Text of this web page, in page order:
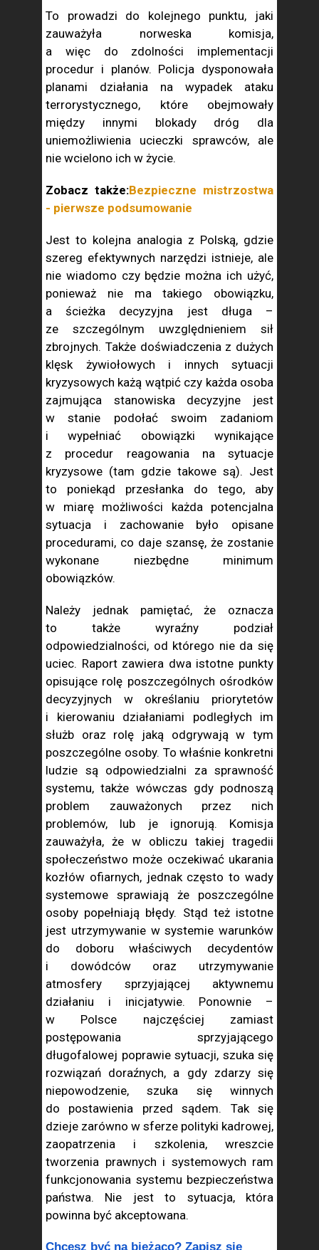
To prowadzi do kolejnego punktu, jaki
zauważyła norweska komisja,
a więc do zdolności implementacji
procedur i planów. Policja dysponowała
planami działania na wypadek ataku
terrorystycznego, które obejmowały
między innymi blokady dróg dla
uniemożliwienia ucieczki sprawców, ale
nie wcielono ich w życie.
Zobacz także:Bezpieczne mistrzostwa
- pierwsze podsumowanie
Jest to kolejna analogia z Polską, gdzie
szereg efektywnych narzędzi istnieje, ale
nie wiadomo czy będzie można ich użyć,
ponieważ nie ma takiego obowiązku,
a ścieżka decyzyjna jest długa –
ze szczególnym uwzględnieniem sił
zbrojnych. Także doświadczenia z dużych
klęsk żywiołowych i innych sytuacji
kryzysowych każą wątpić czy każda osoba
zajmująca stanowiska decyzyjne jest
w stanie podołać swoim zadaniom
i wypełniać obowiązki wynikające
z procedur reagowania na sytuacje
kryzysowe (tam gdzie takowe są). Jest
to poniekąd przesłanka do tego, aby
w miarę możliwości każda potencjalna
sytuacja i zachowanie było opisane
procedurami, co daje szansę, że zostanie
wykonane niezbędne minimum
obowiązków.
Należy jednak pamiętać, że oznacza
to także wyraźny podział
odpowiedzialności, od którego nie da się
uciec. Raport zawiera dwa istotne punkty
opisujące rolę poszczególnych ośrodków
decyzyjnych w określaniu priorytetów
i kierowaniu działaniami podległych im
służb oraz rolę jaką odgrywają w tym
poszczególne osoby. To właśnie konkretni
ludzie są odpowiedzialni za sprawność
systemu, także wówczas gdy podnoszą
problem zauważonych przez nich
problemów, lub je ignorują. Komisja
zauważyła, że w obliczu takiej tragedii
społeczeństwo może oczekiwać ukarania
kozłów ofiarnych, jednak często to wady
systemowe sprawiają że poszczególne
osoby popełniają błędy. Stąd też istotne
jest utrzymywanie w systemie warunków
do doboru właściwych decydentów
i dowódców oraz utrzymywanie
atmosfery sprzyjającej aktywnemu
działaniu i inicjatywie. Ponownie –
w Polsce najczęściej zamiast
postępowania sprzyjającego
długofalowej poprawie sytuacji, szuka się
rozwiązań doraźnych, a gdy zdarzy się
niepowodzenie, szuka się winnych
do postawienia przed sądem. Tak się
dzieje zarówno w sferze polityki kadrowej,
zaopatrzenia i szkolenia, wreszcie
tworzenia prawnych i systemowych ram
funkcjonowania systemu bezpieczeństwa
państwa. Nie jest to sytuacja, która
powinna być akceptowana.
Chcesz być na bieżąco? Zapisz się